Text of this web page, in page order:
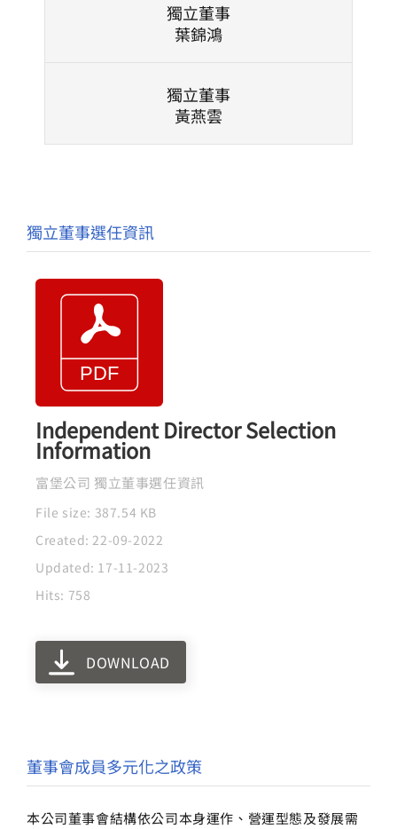
獨立董事
葉錦鴻
獨立董事
黃燕雲
獨立董事選任資訊
Independent Director Selection
Information
富堡公司 獨立董事選任資訊
File size: 387.54 KB
Created: 22-09-2022
Updated: 17-11-2023
Hits: 758
DOWNLOAD
董事會成員多元化之政策
本公司董事會結構依公司本身運作、營運型態及發展需